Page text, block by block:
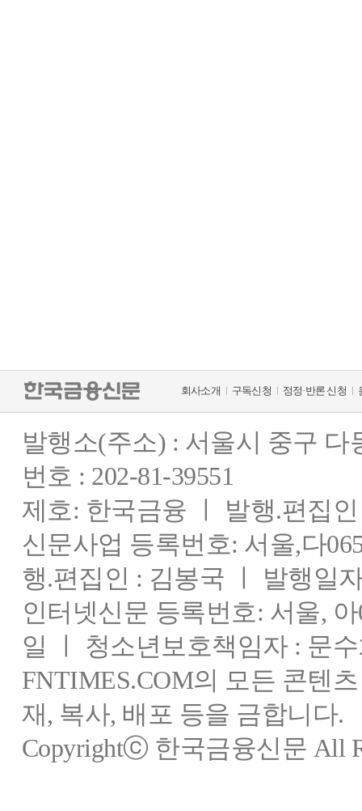
회사소개 구독신청 정정·반론 신청
발행소(주소) : 서울시 중구
번호 : 202-81-39551
제호: 한국금융 ㅣ 발행.편집
신문사업 등록번호: 서울,다
행.편집인 : 김봉국 ㅣ 발행일
인터넷신문 등록번호: 서울,
일 ㅣ 청소년보호책임자 : 문
FNTIMES.COM의 모든 콘텐
재, 복사, 배포 등을 금합니다.
Copyrightⓒ 한국금융신문 All